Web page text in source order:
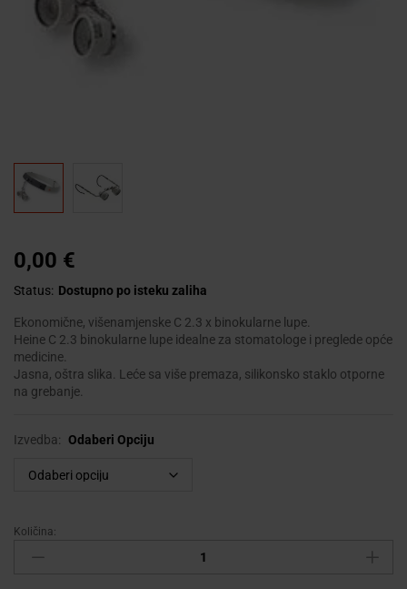
0,00 €
Status: Dostupno po isteku zaliha
Ekonomične, višenamjenske C 2.3 x binokularne lupe.
Heine C 2.3 binokularne lupe idealne za stomatologe i preglede opće
medicine.
Jasna, oštra slika. Leće sa više premaza, silikonsko staklo otporne
na grebanje.
Izvedba: Odaberi Opciju
HEINE
C2.3
Količina: